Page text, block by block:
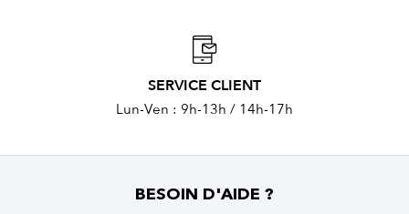
SERVICE CLIENT
Lun-Ven : 9h-13h / 14h-17h
BESOIN D'AIDE ?